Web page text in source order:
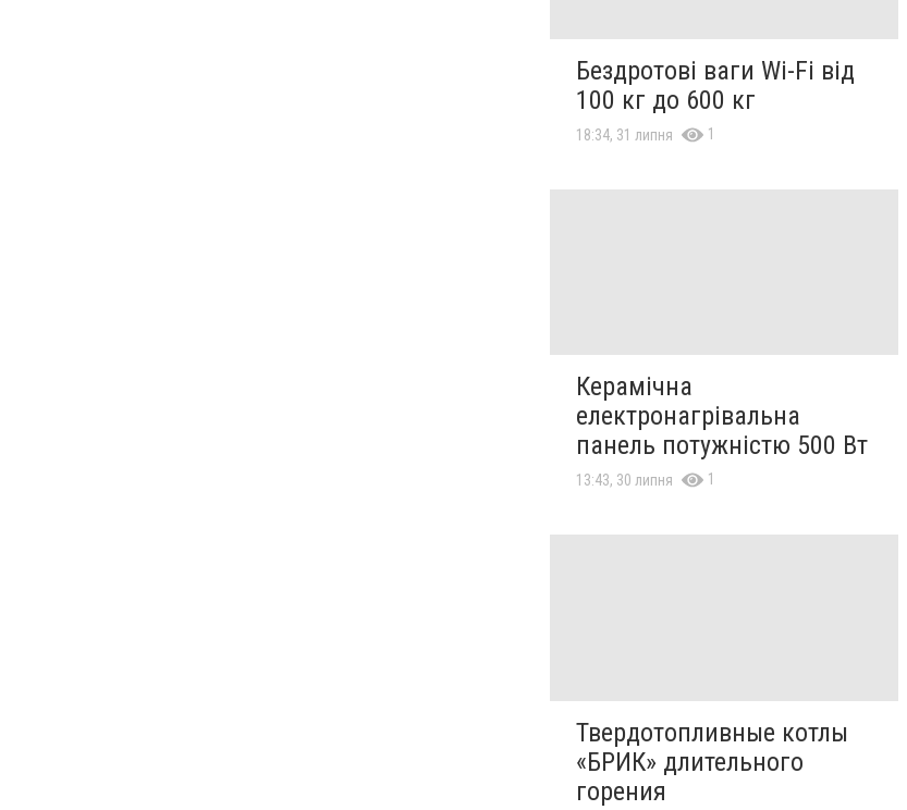
Бездротові ваги Wi-Fi від
100 кг до 600 кг
18:34, 31 липня 1
Керамічна
електронагрівальна
панель потужністю 500 Вт
13:43, 30 липня 1
Твердотопливные котлы
«БРИК» длительного
горения